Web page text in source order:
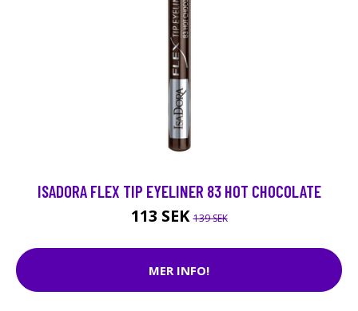
ISADORA FLEX TIP EYELINER 83 HOT CHOCOLATE
113 SEK139 SEK
MER INFO!